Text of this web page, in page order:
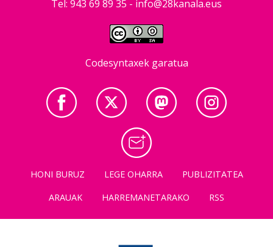
Tel: 943 69 89 35 - info@28kanala.eus
Codesyntaxek garatua
HONI BURUZ LEGE OHARRA
PUBLIZITATEA
ARAUAK
HARREMANETARAKO RSS